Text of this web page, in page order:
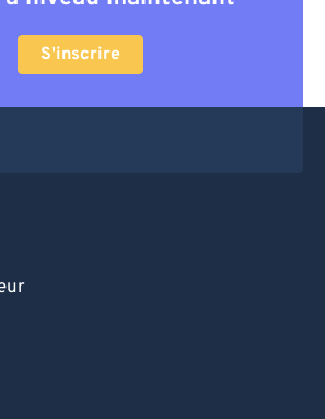
S'inscrire